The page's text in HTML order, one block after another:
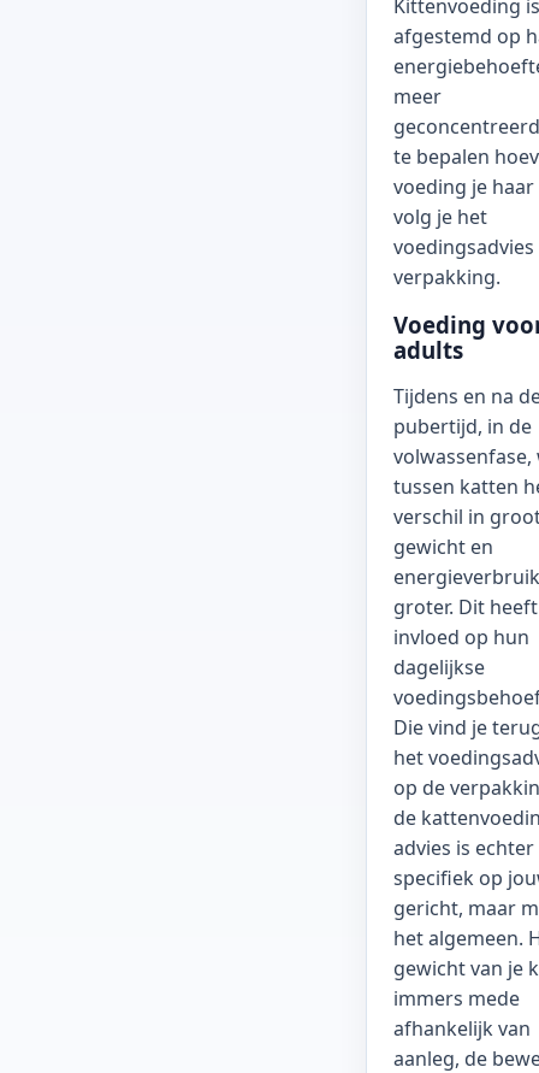
Kittenvoeding is
afgestemd op
meer
te bepalen
voeding je
volg je het
verpakking.
Voeding
adults
Tijdens en na
pubertijd, in de
tussen katten
verschil in
gewicht en
energieverbruik
groter. Dit
invloed op hun
dagelijkse
Die vind je
het
op de
de
advies is
specifiek op
gericht, maar
het algemeen.
gewicht van je
immers mede
afhankelijk van
aanleg, de